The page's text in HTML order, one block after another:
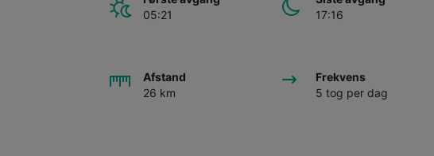
05:21
17:16
Afstand
26 km
Frekvens
5 tog per dag